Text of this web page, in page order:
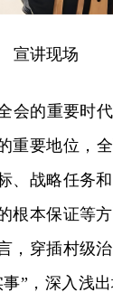
宣讲现场
会的重要时
重要地位，
、战略任务
根本保证等
，穿插村级
”，深入浅